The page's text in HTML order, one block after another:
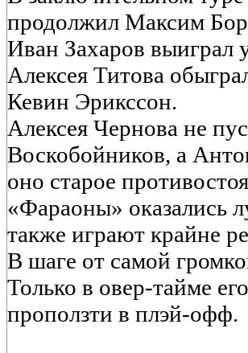
продолжил Максим
Иван Захаров выиграл
Алексея Титова
Кевин Эрикссон.
Алексея Чернова не
Воскобойников, а
оно старое
«Фараоны» оказались
также играют крайне
В шаге от самой
Только в овер-тайме
проползти в плэй-офф.